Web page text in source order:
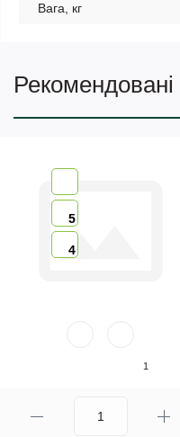
Вага, кг
5
4
1